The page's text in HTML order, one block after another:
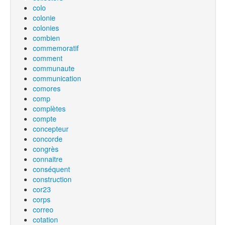
colo
colonie
colonies
combien
commemoratif
comment
communaute
communication
comores
comp
complètes
compte
concepteur
concorde
congrès
connaitre
conséquent
construction
cor23
corps
correo
cotation